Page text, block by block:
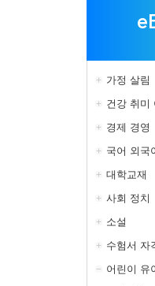
가정 살림
건강 취미
경제 경영
국어 외국
대학교재
사회 정치
소설
수험서 자
어린이 유